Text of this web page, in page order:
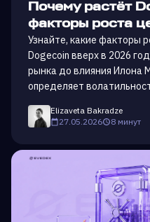
Почему растёт
факторы роста
Узнайте, какие факторы
Dogecoin вверх в 2026
рынка до влияния Илона
определяет
Elizaveta Bakradze
27.05.2026
8 минут